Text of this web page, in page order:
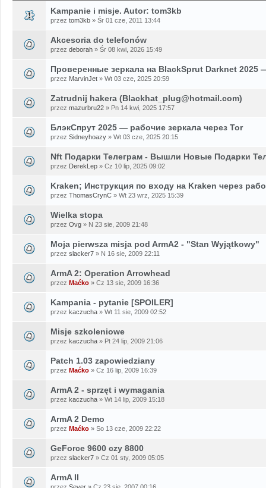
Kampanie i misje. Autor: tom3kb
przez tom3kb » Śr 01 cze, 2011 13:44
Akcesoria do telefonów
przez deborah » Śr 08 kwi, 2026 15:49
Проверенные зеркала на BlackSprut Darknet 2025
przez MarvinJet » Wt 03 cze, 2025 20:59
Zatrudnij hakera (Blackhat_plug@hotmail.com)
przez mazurbru22 » Pn 14 kwi, 2025 17:57
БлэкСпрут 2025 — рабочие зеркала через Tor
przez Sidneyhoazy » Wt 03 cze, 2025 20:15
Nft Подарки Телеграм - Вышли Новые Подарки
przez DerekLep » Cz 10 lip, 2025 09:02
Kraken; Инструкция по входу на Kraken через
przez ThomasCrynC » Wt 23 wrz, 2025 15:39
Wielka stopa
przez Ovg » N 23 sie, 2009 21:48
Moja pierwsza misja pod ArmA2 - "Stan Wyjątkowy"
przez slacker7 » N 16 sie, 2009 22:11
ArmA 2: Operation Arrowhead
przez Maćko » Cz 13 sie, 2009 16:36
Kampania - pytanie [SPOILER]
przez kaczucha » Wt 11 sie, 2009 02:52
Misje szkoleniowe
przez kaczucha » Pt 24 lip, 2009 21:06
Patch 1.03 zapowiedziany
przez Maćko » Cz 16 lip, 2009 16:39
ArmA 2 - sprzęt i wymagania
przez kaczucha » Wt 14 lip, 2009 15:18
ArmA 2 Demo
przez Maćko » So 13 cze, 2009 22:22
GeForce 9600 czy 8800
przez slacker7 » Cz 01 sty, 2009 05:05
ArmA II
przez Sever » Cz 23 sie, 2007 00:16